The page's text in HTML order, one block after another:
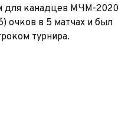
для канадцев МЧМ-2020
очков в 5 матчах и был
турнира.